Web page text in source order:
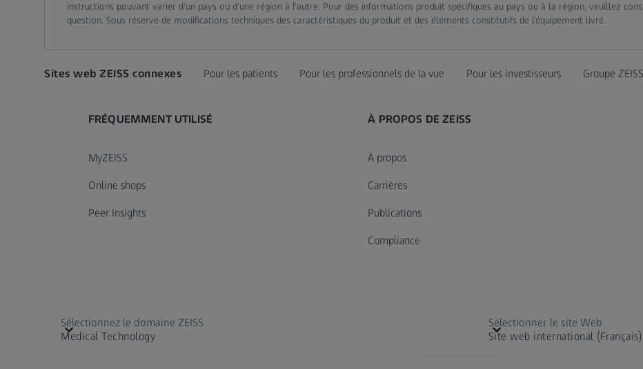
instructions pouvant varier d'un pays ou d'une région à l'autre. Pour des informations produit spécifiques au pays ou à la région, veuillez
question. Sous réserve de modifications techniques des caractéristiques du produit et des éléments constitutifs de l’équipement livré.
Sites web ZEISS connexes Pour les patients Pour les professionnels de la vue Pour les investisseurs Groupe ZEISS
FRÉQUEMMENT UTILISÉ
MyZEISS
Online shops
Peer Insights
À PROPOS DE ZEISS
À propos
Carrières
Publications
Compliance
Sélectionnez le domaine ZEISS
Medical Technology
Sélectionner le site Web
Site web international (Français)